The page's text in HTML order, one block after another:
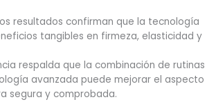
resultados confirman que la tecnología
tangibles en firmeza, elasticidad y
respalda que la combinación de rutinas
avanzada puede mejorar el aspecto
segura y comprobada.